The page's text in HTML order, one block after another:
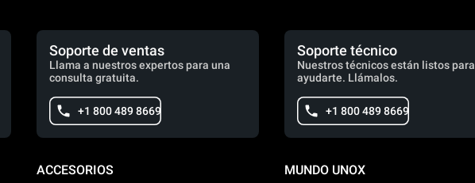
Soporte de ventas
Llama a nuestros expertos para una
consulta gratuita.
+1 800 489 8669
Soporte técnico
Nuestros técnicos están listos para
ayudarte. Llámalos.
+1 800 489 8669
ACCESORIOS MUNDO UNOX